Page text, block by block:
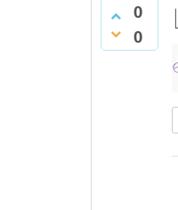
0
0
⌊